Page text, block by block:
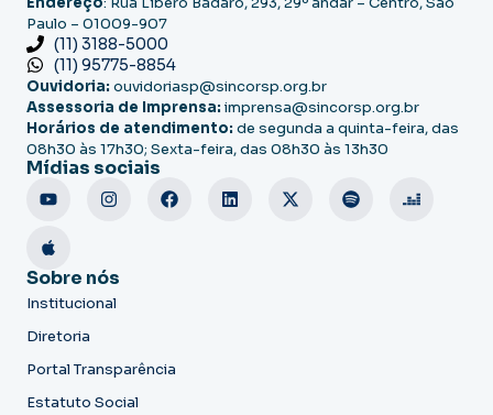
Paulo – 01009-907
(11) 3188-5000
(11) 95775-8854
Ouvidoria: ouvidoriasp@sincorsp.org.br
Assessoria de Imprensa: imprensa@sincorsp.org.br
Horários de atendimento: de segunda a quinta-feira, das
08h30 às 17h30; Sexta-feira, das 08h30 às 13h30
Mídias sociais
Sobre nós
Institucional
Diretoria
Portal Transparência
Estatuto Social